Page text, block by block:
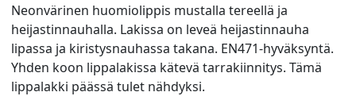
Neonvärinen huomiolippis mustalla tereellä ja
heijastinnauhalla. Lakissa on leveä heijastinnauha
lipassa ja kiristysnauhassa takana. EN471-hyväksyntä.
Yhden koon lippalakissa kätevä tarrakiinnitys. Tämä
lippalakki päässä tulet nähdyksi.